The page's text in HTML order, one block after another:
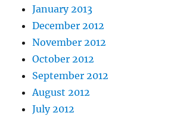
January 2013
December 2012
November 2012
October 2012
September 2012
August 2012
July 2012